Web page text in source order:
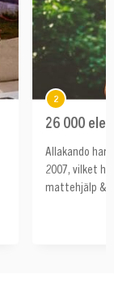
2
26 000
Allakando har
2007, vilket
mattehjälp &